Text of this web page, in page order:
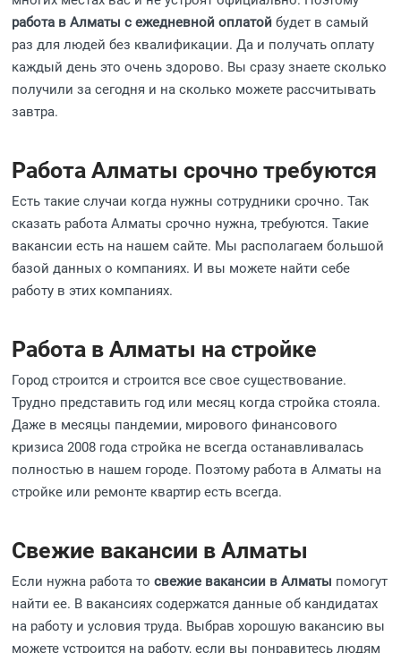
работа в Алматы с ежедневной оплатой будет в самый
раз для людей без квалификации. Да и получать оплату
каждый день это очень здорово. Вы сразу знаете сколько
получили за сегодня и на сколько можете рассчитывать
завтра.
Работа Алматы срочно требуются
Есть такие случаи когда нужны сотрудники срочно. Так
сказать работа Алматы срочно нужна, требуются. Такие
вакансии есть на нашем сайте. Мы располагаем большой
базой данных о компаниях. И вы можете найти себе
работу в этих компаниях.
Работа в Алматы на стройке
Город строится и строится все свое существование.
Трудно представить год или месяц когда стройка стояла.
Даже в месяцы пандемии, мирового финансового
кризиса 2008 года стройка не всегда останавливалась
полностью в нашем городе. Поэтому работа в Алматы на
стройке или ремонте квартир есть всегда.
Свежие вакансии в Алматы
Если нужна работа тосвежие вакансии в Алматы помогут
найти ее. В вакансиях содержатся данные об кандидатах
на работу и условия труда. Выбрав хорошую вакансию вы
можете устроится на работу, если вы понравитесь людям